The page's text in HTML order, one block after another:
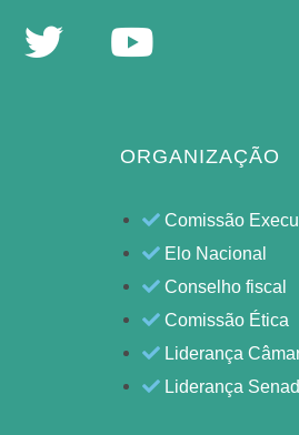
ORGANIZAÇÃO
Comissão
Elo Nacional
Conselho fiscal
Comissão Ética
Liderança
Liderança